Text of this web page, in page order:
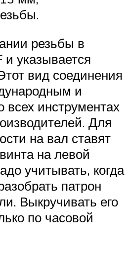
резьбы в
указывается
вид соединения
и
всех инструментах
Для
на вал ставят
на левой
учитывать, когда
патрон
Выкручивать его
по часовой